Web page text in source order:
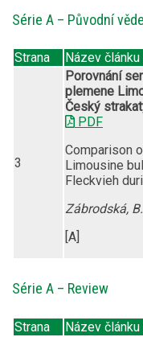
Série A – Původní
Strana Název
3
Porovnání
plemene
Český
PDF
Comparison
Limousine
Fleckvieh
Zábrodská,
[A]
Série A – Review
Strana Název